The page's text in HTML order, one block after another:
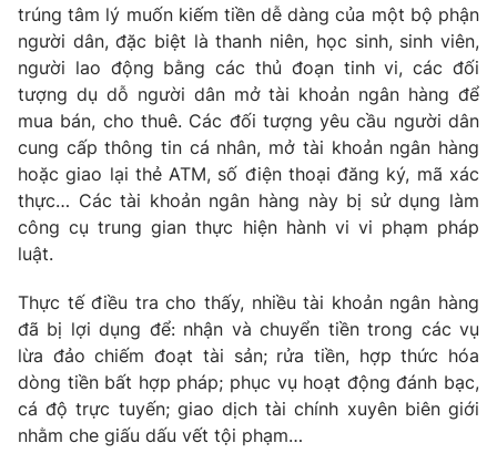
Liên hệ tòa soạn English
THỜI BÁO VTV
Theo dõi báo trên
Cơ quan chủ quản: Đài Truyền hình Việt Nam
Cơ quan báo chí: Thời báo VTV
Giấy phép hoạt động báo in và báo điện tử số 483/GP-BTTTT
cấp ngày 29/12/2023
Tổng Biên tập:Vũ Thanh Thủy
Phó Tổng Biên tập:Nguyễn Thị Mỹ Hạnh, Phạm Quốc Thắng,
trúng tâm lý muốn kiếm tiền dễ dàng của một bộ phận
người dân, đặc biệt là thanh niên, học sinh, sinh viên,
người lao động bằng các thủ đoạn tinh vi, các đối
tượng dụ dỗ người dân mở tài khoản ngân hàng để
mua bán, cho thuê. Các đối tượng yêu cầu người dân
cung cấp thông tin cá nhân, mở tài khoản ngân hàng
hoặc giao lại thẻ ATM, số điện thoại đăng ký, mã xác
thực… Các tài khoản ngân hàng này bị sử dụng làm
công cụ trung gian thực hiện hành vi vi phạm pháp
luật.
Thực tế điều tra cho thấy, nhiều tài khoản ngân hàng
đã bị lợi dụng để: nhận và chuyển tiền trong các vụ
lừa đảo chiếm đoạt tài sản; rửa tiền, hợp thức hóa
dòng tiền bất hợp pháp; phục vụ hoạt động đánh bạc,
cá độ trực tuyến; giao dịch tài chính xuyên biên giới
nhằm che giấu dấu vết tội phạm…